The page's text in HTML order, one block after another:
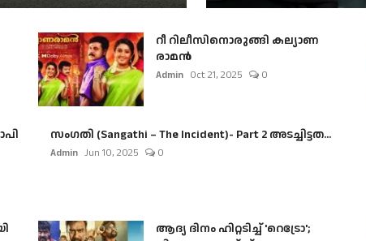
റീ റിലീസിനൊരുങ്ങി കല്യാണ
രാമൻ
Admin Oct 21, 2025 0
സംഗതി (Sangathi – The Incident)- Part 2 അടച്ചിട്ടത...
Admin Jun 10, 2025 0
ആദ്യ ദിനം ഹിറ്റടിച്ച് 'റെട്രോ';